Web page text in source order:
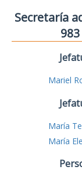
Secretaría
Mariel
María
María